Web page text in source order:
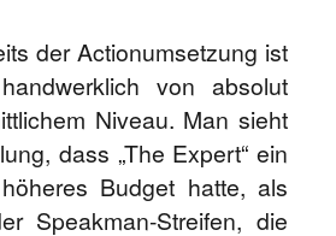
der Actionumsetzung ist
von absolut
Niveau. Man sieht
dass „The Expert“ ein
Budget hatte, als
Speakman-Streifen, die